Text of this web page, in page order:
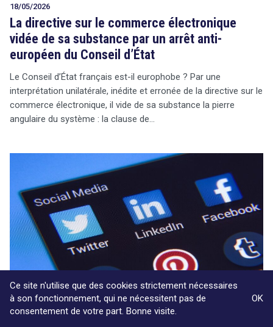
18/05/2026
La directive sur le commerce électronique
vidée de sa substance par un arrêt anti-
européen du Conseil d’État
Le Conseil d’État français est-il europhobe ? Par une
interprétation unilatérale, inédite et erronée de la directive sur le
commerce électronique, il vide de sa substance la pierre
angulaire du système : la clause de…
Ce site n'utilise que des cookies strictement nécessaires
à son fonctionnement, qui ne nécessitent pas de
consentement de votre part. Bonne visite.
OK